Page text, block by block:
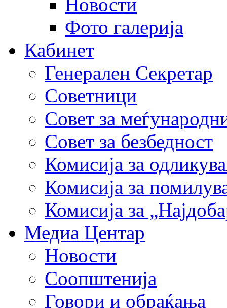
Новости
Фото галерија
Кабинет
Генерален Секретар
Советници
Совет за
Совет за безбедност
Комисија за
Комисија за
Комисија за
Медиа Центар
Новости
Соопштенија
Говори и обраќања